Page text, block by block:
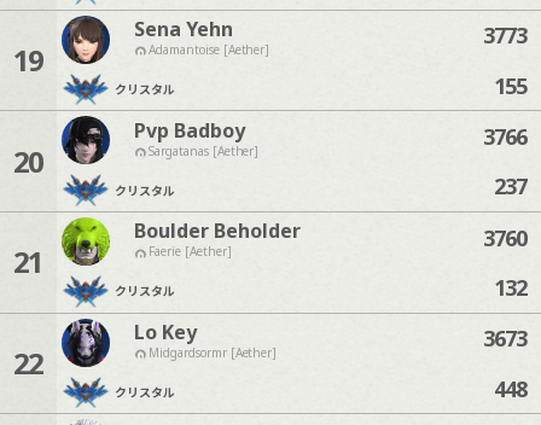
19
Sena Yehn
Adamantoise [Aether]
クリスタル
3773
155
20
Pvp Badboy
Sargatanas [Aether]
クリスタル
3766
237
21
Boulder Beholder
Faerie [Aether]
クリスタル
3760
132
22
Lo Key
Midgardsormr [Aether]
クリスタル
3673
448